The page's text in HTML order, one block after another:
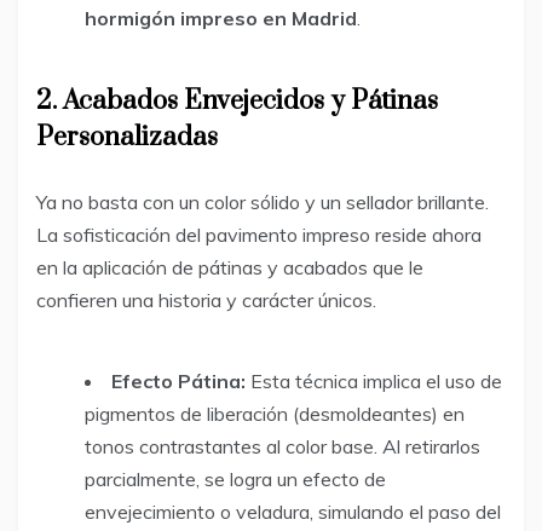
hormigón impreso en Madrid.
2. Acabados Envejecidos y Pátinas
Personalizadas
Ya no basta con un color sólido y un sellador brillante.
La sofisticación del pavimento impreso reside ahora
en la aplicación de pátinas y acabados que le
confieren una historia y carácter únicos.
Efecto Pátina: Esta técnica implica el uso de
pigmentos de liberación (desmoldeantes) en
tonos contrastantes al color base. Al retirarlos
parcialmente, se logra un efecto de
envejecimiento o veladura, simulando el paso del